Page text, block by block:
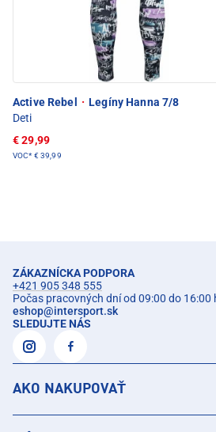
Active Rebel · Legíny Hanna 7/8
Deti
€ 29,99
VOC* € 39,99
ZÁKAZNÍCKA PODPORA
+421 905 348 555
Počas pracovných dní od 09:00 do 16:00
eshop@intersport.sk
SLEDUJTE NÁS
AKO NAKUPOVAŤ